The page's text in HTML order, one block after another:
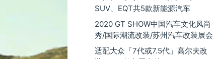
SUV、EQT共5款新能源汽车
2020 GT SHOW中国汽车文化风尚
秀/国际潮流改装/苏州汽车改装展会
适配大众「7代或7.5代」高尔夫改